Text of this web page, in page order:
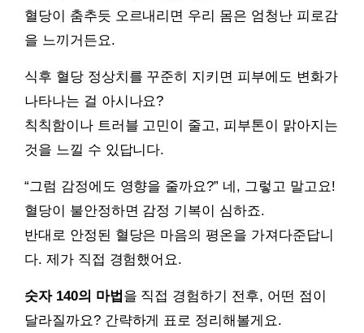
혈당이 춤추듯 오르내리면 우리 몸은 엄청난 피로감
을 느끼거든요.
식후 혈당 정상치를 꾸준히 지키면 피부에도 변화가
나타나는 걸 아시나요?
칙칙함이나 트러블 고민이 줄고, 피부톤이 맑아지는
것을 느낄 수 있답니다.
“그럼 감정에도 영향을 줄까요?” 네, 그렇고 말고요!
혈당이 불안정하면 감정 기복이 심하죠.
반대로 안정된 혈당은 마음의 평온을 가져다준답니
다. 제가 직접 경험했어요.
숫자 140의 마법 을 직접 경험하기 전후, 어떤 점이
달라질까요? 간략하게 표로 정리해볼게요.